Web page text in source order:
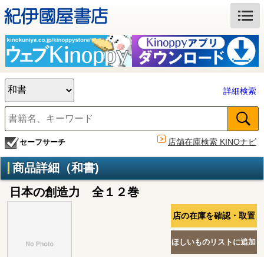
詳細検索
セーフサーチ 店舗在庫検索 KINOナビ
商品詳細（和書)
日本の創造力 全１２巻